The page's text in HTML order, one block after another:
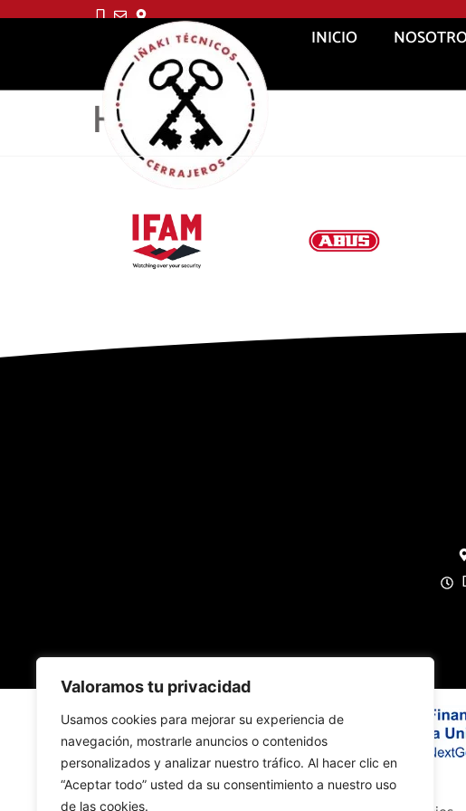
Valoramos tu privacidad
Usamos cookies para mejorar su experiencia de
navegación, mostrarle anuncios o contenidos
personalizados y analizar nuestro tráfico. Al hacer clic en
“Aceptar todo” usted da su consentimiento a nuestro uso
de las cookies.
INICIO
Hyundai